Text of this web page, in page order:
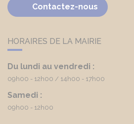
Contactez-nous
HORAIRES DE LA MAIRIE
Du lundi au vendredi :
09h00 - 12h00 14h00 - 17h00
Samedi :
09h00 - 12h00